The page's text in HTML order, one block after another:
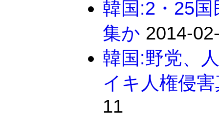
韓国:2・25
集か 2014-
韓国:野党、
イキ人権侵
11